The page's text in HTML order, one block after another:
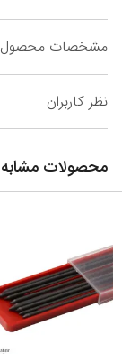
مشخصات محصول
نظر کاربران
محصولات مشابه